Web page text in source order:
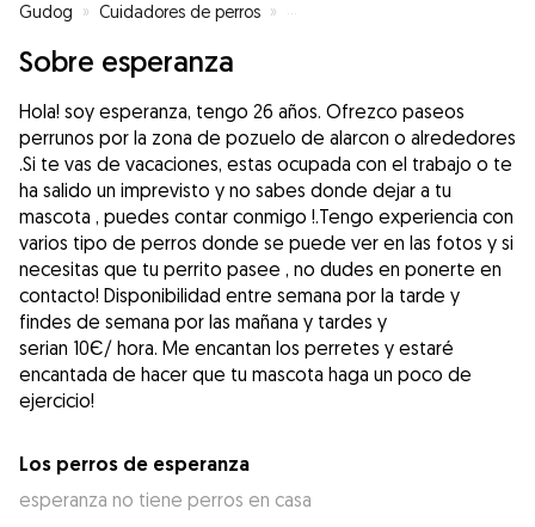
Gudog » Cuidadores de perros » Cuidadores de perros en Madrid
Sobre esperanza
Hola! soy esperanza, tengo 26 años. Ofrezco paseos
perrunos por la zona de pozuelo de alarcon o alrededores
.Si te vas de vacaciones, estas ocupada con el trabajo o te
ha salido un imprevisto y no sabes donde dejar a tu
mascota , puedes contar conmigo !.Tengo experiencia con
varios tipo de perros donde se puede ver en las fotos y si
necesitas que tu perrito pasee , no dudes en ponerte en
contacto! Disponibilidad entre semana por la tarde y
findes de semana por las mañana y tardes y
serian 10Є/ hora. Me encantan los perretes y estaré
encantada de hacer que tu mascota haga un poco de
ejercicio!
Los perros de esperanza
esperanza no tiene perros en casa